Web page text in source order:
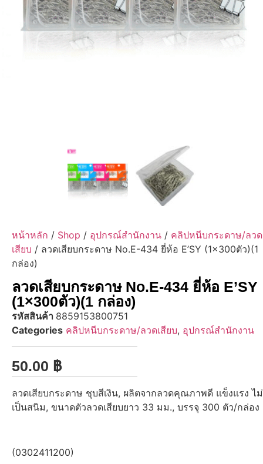
หน้าหลัก / Shop / อุปกรณ์สำนักงาน / คลิปหนีบกระดาษ/ลวด
เสียบ / ลวดเสียบกระดาษ No.E-434 ยี่ห้อ E’SY (1×300ตัว)(1
กล่อง)
ลวดเสียบกระดาษ No.E-434 ยี่ห้อ E’SY
(1×300ตัว)(1 กล่อง)
รหัสสินค้า 8859153800751
Categories คลิปหนีบกระดาษ/ลวดเสียบ, อุปกรณ์สำนักงาน
50.00 ฿
ลวดเสียบกระดาษ ชุบสีเงิน, ผลิตจากลวดคุณภาพดี แข็งแรง ไม่
เป็นสนิม, ขนาดตัวลวดเสียบยาว 33 มม., บรรจุ 300 ตัว/กล่อง
(0302411200)